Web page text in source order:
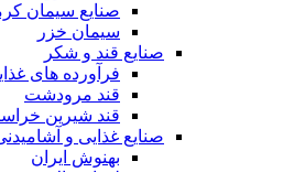
صنایع سیمان
سیمان خزر
صنایع قند و شکر
فرآورده های
قند مرودشت
قند شیرین
صنایع غذايی و
بهنوش ایران